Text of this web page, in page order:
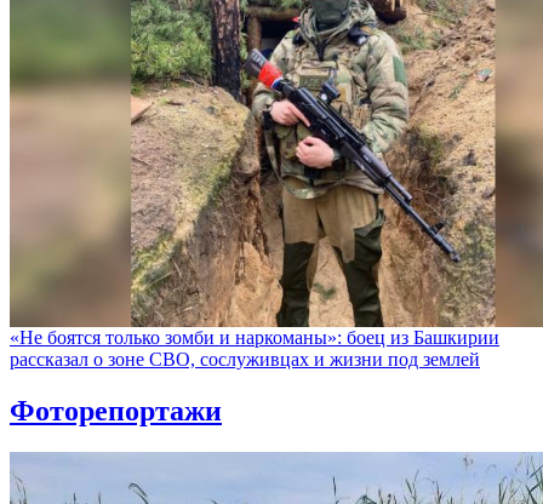
«Не боятся только зомби и наркоманы»: боец из Башкирии
рассказал о зоне СВО, сослуживцах и жизни под землей
Фоторепортажи